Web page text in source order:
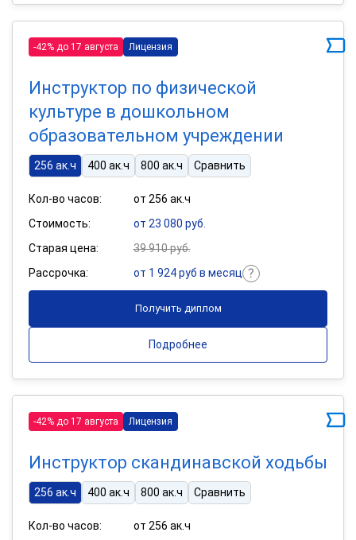
-42% до 17 августа Лицензия
Инструктор по физической
культуре в дошкольном
образовательном учреждении
256 ак.ч 400 ак.ч 800 ак.ч Сравнить
Кол-во часов:
от 256 ак.ч
Стоимость:
от 23 080 руб.
Старая цена:
39 910 руб.
Рассрочка:
от 1 924 руб в месяц
Получить диплом
Подробнее
-42% до 17 августа Лицензия
Инструктор скандинавской ходьбы
256 ак.ч 400 ак.ч 800 ак.ч Сравнить
Кол-во часов:
от 256 ак.ч